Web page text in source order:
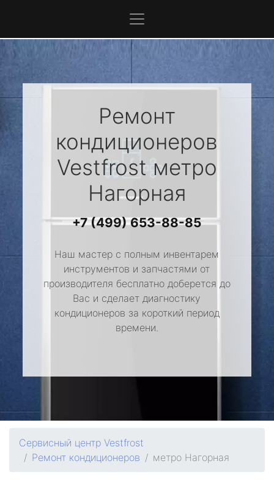
Ремонт
кондиционеров
Vestfrostметро
Нагорная
+7 (499) 653-88-85
Наш мастер с полным инвентарем
инструментов и запчастями от
производителя бесплатно доберется до
Вас и сделает диагностику
кондиционеров за короткий период
времени.
Сервисный центр Vestfrost
Ремонт кондиционеров
метро Нагорная